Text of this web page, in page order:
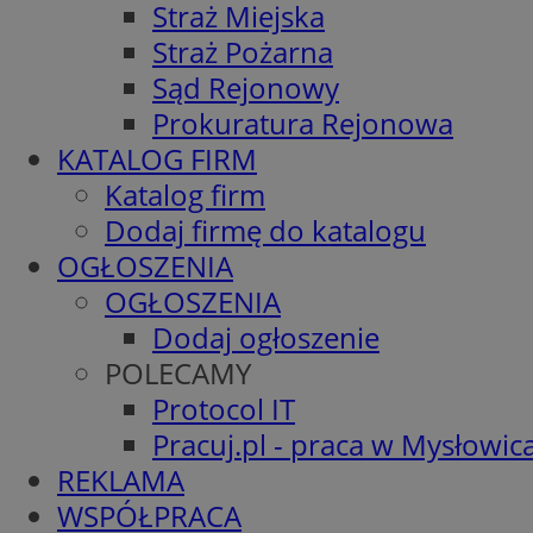
Straż Miejska
Straż Pożarna
Sąd Rejonowy
Prokuratura Rejonowa
KATALOG FIRM
Katalog firm
Dodaj firmę do katalogu
OGŁOSZENIA
OGŁOSZENIA
Dodaj ogłoszenie
POLECAMY
Protocol IT
Pracuj.pl - praca w
REKLAMA
WSPÓŁPRACA